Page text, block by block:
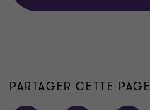
PARTAGER CETTE PAGE